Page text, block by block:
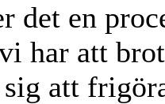
det en
har att
att